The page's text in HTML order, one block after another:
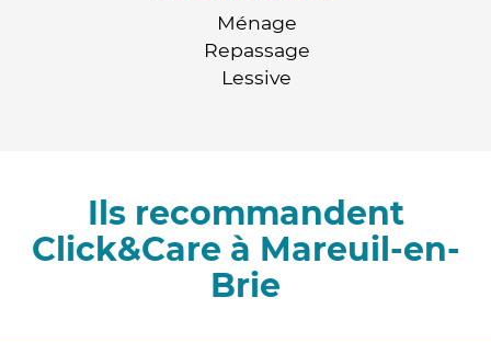
Ménage
Repassage
Lessive
Ils recommandent
Click&Care à Mareuil-en-
Brie